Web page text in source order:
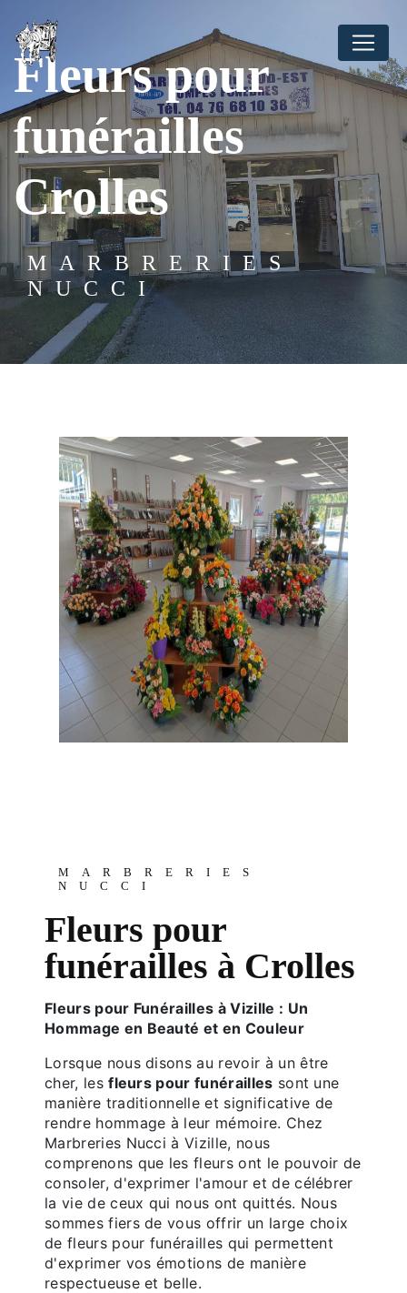
Fleurs pour
funérailles
Crolles
MARBRERIES
NUCCI
MARBRERIES
NUCCI
Fleurs pour
funérailles à Crolles
Fleurs pour Funérailles à Vizille : Un
Hommage en Beauté et en Couleur
Lorsque nous disons au revoir à un être
cher, lesfleurs pour funérailles sont une
manière traditionnelle et significative de
rendre hommage à leur mémoire. Chez
Marbreries Nucci à Vizille, nous
comprenons que les fleurs ont le pouvoir de
consoler, d'exprimer l'amour et de célébrer
la vie de ceux qui nous ont quittés. Nous
sommes fiers de vous offrir un large choix
de fleurs pour funérailles qui permettent
d'exprimer vos émotions de manière
respectueuse et belle.